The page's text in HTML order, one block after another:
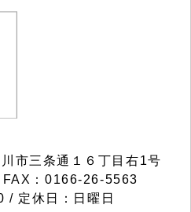
市三条通１６丁目右1号
：0166-26-5563
/ 定休日：日曜日